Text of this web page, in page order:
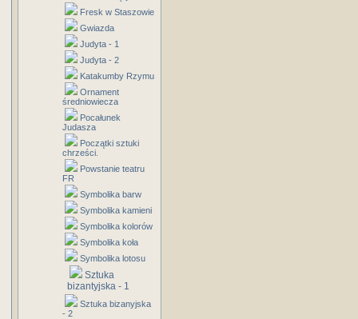
Fresk w Staszowie
Gwiazda
Judyta - 1
Judyta - 2
Katakumby Rzymu
Ornament
średniowiecza
Pocałunek
Judasza
Początki sztuki
chrześci.
Powstanie teatru
FR
Symbolika barw
Symbolika kamieni
Symbolika kolorów
Symbolika koła
Symbolika lotosu
Sztuka
bizantyjska - 1
Sztuka bizanyjska
- 2